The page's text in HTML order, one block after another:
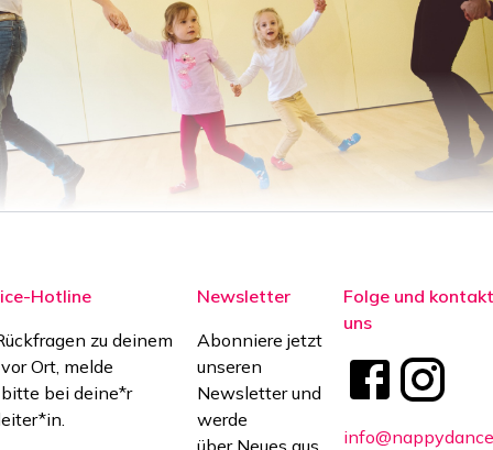
Hotline
zu deinem
Ort, melde
bei deine*r
Newsletter
Abonniere jetzt
unseren
Newsletter und
werde
Folge und
uns